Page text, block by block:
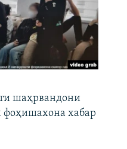
шаҳрвандони
хабар